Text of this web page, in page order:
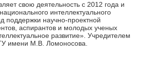
свою деятельность с 2012 года и
интеллектуального
поддержки научно-проектной
аспирантов и молодых ученых
развитие». Учредителем
имени М.В. Ломоносова.